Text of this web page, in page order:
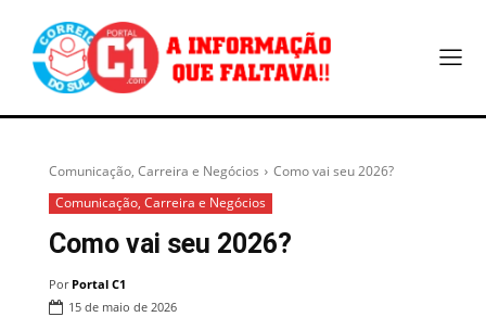
Comunicação, Carreira e Negócios
Como vai seu 2026?
Comunicação, Carreira e Negócios
Como vai seu 2026?
Por Portal C1
15 de maio de 2026